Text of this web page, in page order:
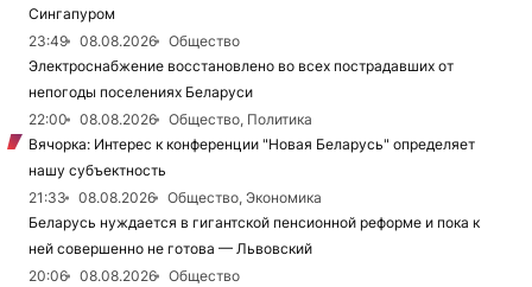
Сингапуром
23:49
08.08.2026
Общество
Электроснабжение восстановлено во всех пострадавших от
непогоды поселениях Беларуси
22:00
08.08.2026
Общество, Политика
Вячорка: Интерес к конференции "Новая Беларусь" определяет
нашу субъектность
21:33
08.08.2026
Общество, Экономика
Беларусь нуждается в гигантской пенсионной реформе и пока к
ней совершенно не готова — Львовский
20:06
08.08.2026
Общество